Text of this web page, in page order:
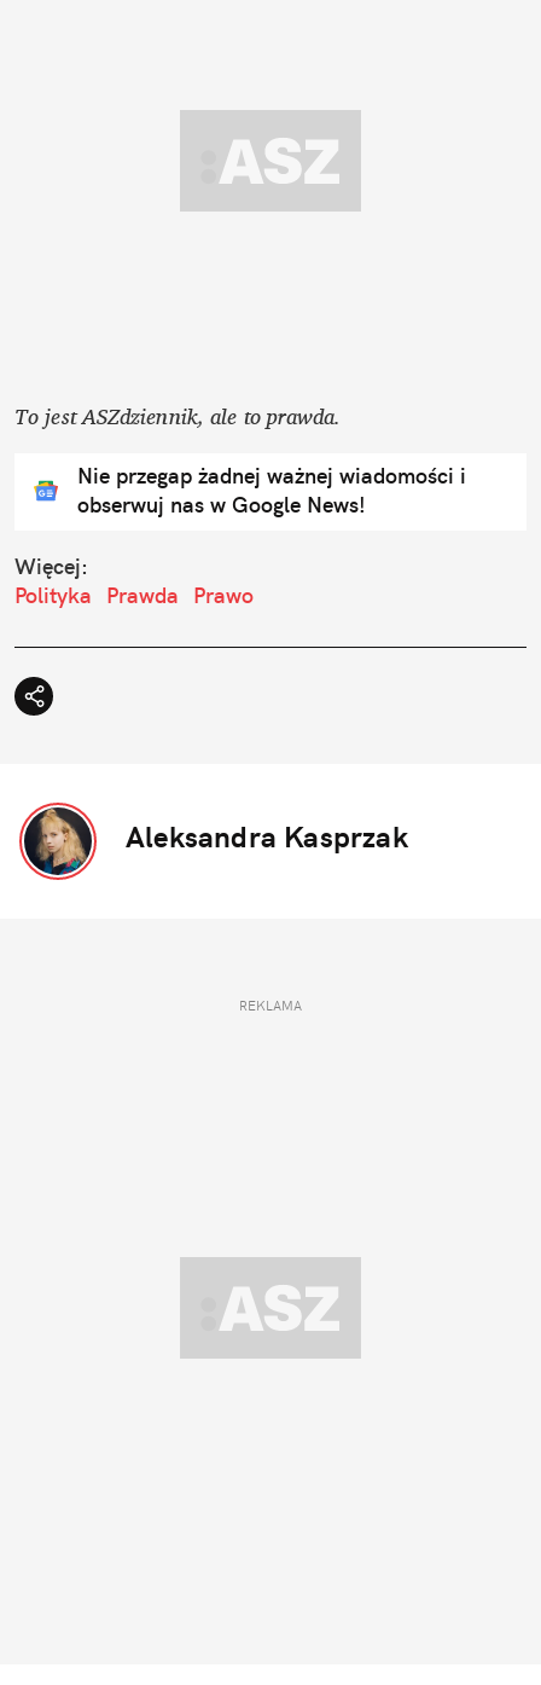
To jest ASZdziennik, ale to prawda.
Nie przegap żadnej ważnej wiadomości i
obserwuj nas w Google News!
Więcej:
Polityka
Prawda Prawo
Aleksandra Kasprzak
REKLAMA